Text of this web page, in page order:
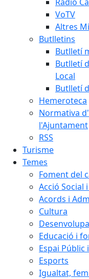
VoTV
Altres
Butlletins
Butlletí
Butlletí
Local
Butlletí
Hemeroteca
Normativa
l'Ajuntament
RSS
Turisme
Temes
Foment del
Acció Social
Acords i
Cultura
Educació i
Espai
Esports
Igualtat,